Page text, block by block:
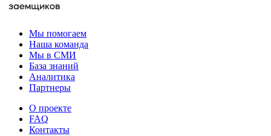
Мы помогаем
Наша команда
Мы в СМИ
База знаний
Аналитика
Партнеры
О проекте
FAQ
Контакты